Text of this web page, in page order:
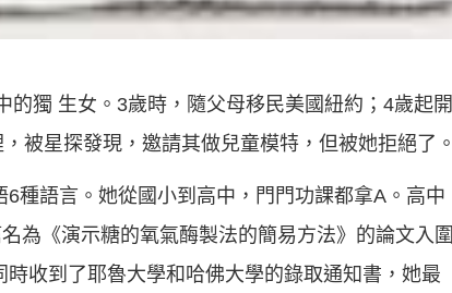
獨 生女。3歲時，隨父母移民美國紐約；4歲起開
被星探發現，邀請其做兒童模特，但被她拒絕了。
種語言。她從國小到高中，門門功課都拿A。高中
為《演示糖的氧氣酶製法的簡易方法》的論文入圍
收到了耶魯大學和哈佛大學的錄取通知書，她最